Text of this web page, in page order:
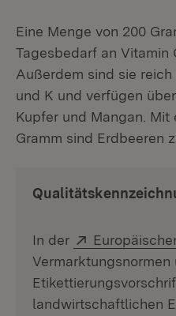
Eine Menge von 200
Tagesbedarf an Vitamin
Außerdem sind sie reich
und K und verfügen
Kupfer und Mangan. Mit
Gramm sind Erdbeeren
In der Extern:
Vermarktungsnormen
landwirtschaftlichen